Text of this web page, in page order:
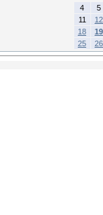
4
5
11
12
18
19
25
26